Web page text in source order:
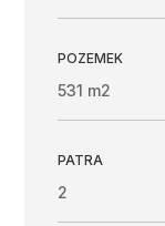
POZEMEK
531 m2
PATRA
2